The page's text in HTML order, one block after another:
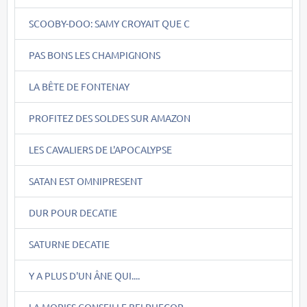
SCOOBY-DOO: SAMY CROYAIT QUE C
PAS BONS LES CHAMPIGNONS
LA BÊTE DE FONTENAY
PROFITEZ DES SOLDES SUR AMAZON
LES CAVALIERS DE L'APOCALYPSE
SATAN EST OMNIPRESENT
DUR POUR DECATIE
SATURNE DECATIE
Y A PLUS D'UN ÂNE QUI....